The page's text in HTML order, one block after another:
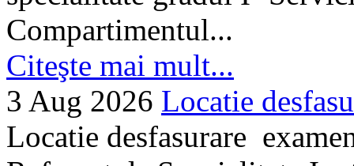
Compartimentul...
Citeşte mai mult...
3 Aug 2026 Locatie
Locatie desfasurare